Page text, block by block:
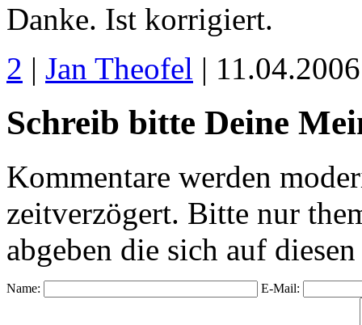
Danke. Ist korrigiert.
2 | Jan Theofel |
Schreib bitte Deine
Kommentare werden
zeitverzögert. Bitte nur
abgeben die sich auf
Name: E-Mail: